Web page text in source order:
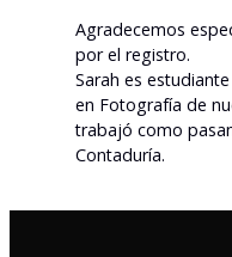
Agradecemos
por el registro.
Sarah es
en Fotografía de
trabajó como
Contaduría.